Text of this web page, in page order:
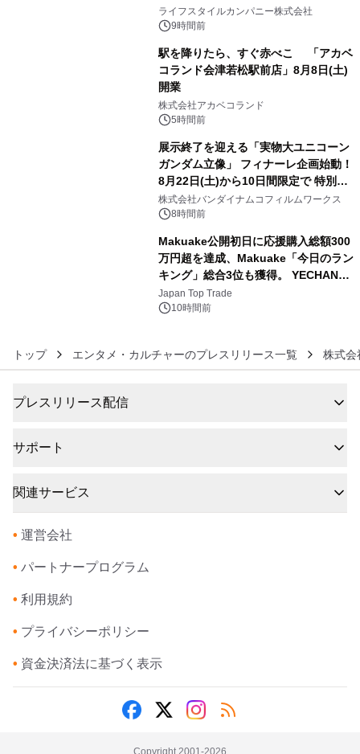
い、ポップでキュートなコレクショ
ン。
ライフスタイルカンパニー株式会社
9時間前
駅を降りたら、すぐ赤べこ 「アカベ
コランド会津若松駅前店」8月8日(土)
開業
株式会社アカベコランド
5時間前
展示終了を迎える「実物大ユニコーン
ガンダム立像」 フィナーレ企画始動！
8月22日(土)から10日間限定で 特別映
像『UNICORN GUNDAM Statue ―
BEYOND POSSIBILITY ―』を上映！
株式会社バンダイナムコフィルムワークス
8時間前
Makuake公開初日に応援購入総額300
万円超を達成、Makuake「今日のラン
キング」総合3位も獲得。 YECHAN音
浴シンギングボウル第2弾の大型サイ
ズ（XL・2XL・3XL）を先行販売中
Japan Top Trade
10時間前
トップ エンタメ・カルチャーのプレスリリース一覧 株式会
プレスリリース配信
サポート
関連サービス
• 運営会社
• パートナープログラム
• 利用規約
• プライバシーポリシー
• 資金決済法に基づく表示
Copyright 2001-2026